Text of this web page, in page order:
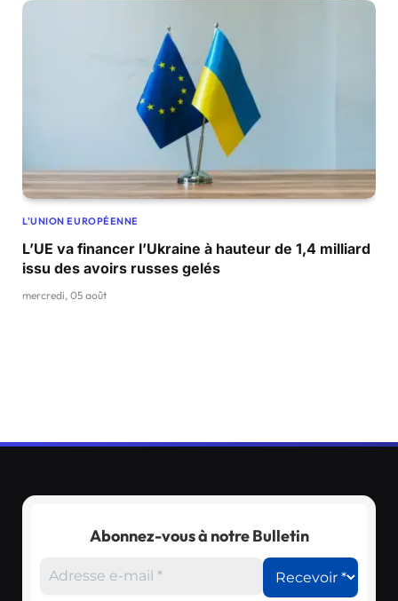
L'UNION EUROPÉENNE
L’UE va financer l’Ukraine à hauteur de 1,4 milliard
issu des avoirs russes gelés
mercredi, 05 août
Abonnez-vous à notre Bulletin